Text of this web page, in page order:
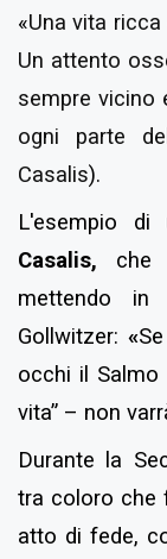
«Una vita
Un attento
sempre vicino
ogni parte
Casalis).
L'esempio
Casalis, che
mettendo in
Gollwitzer: «
occhi il Salmo
vita” – non
Durante la
tra coloro che
atto di fede,